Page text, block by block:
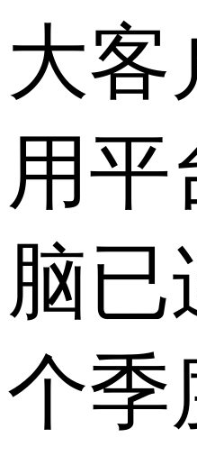
大客
用平
脑已
个季